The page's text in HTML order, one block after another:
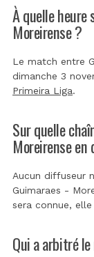
À quelle heure
Moreirense ?
Le match entre
dimanche 3
Primeira Liga.
Sur quelle
Moreirense
Aucun diffuseur
Guimaraes -
sera connue,
Qui a arbitré